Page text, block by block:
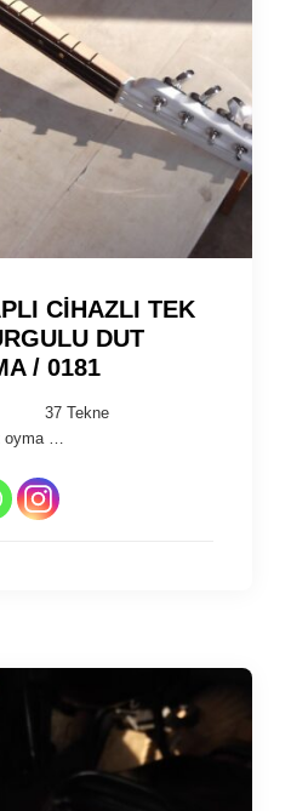
CİHAZLI TEK
DUT
/ 0181
37 Tekne
…